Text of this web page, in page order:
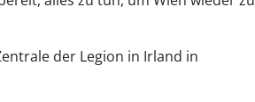
der Legion in Irland in